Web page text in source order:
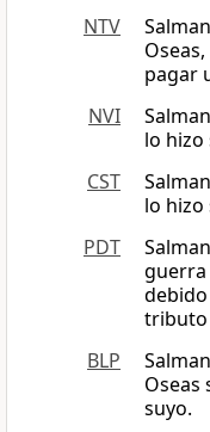
NTV
pagar
NVI
lo hizo
CST
lo hizo
PDT
guerra
tributo
BLP
Oseas
suyo.